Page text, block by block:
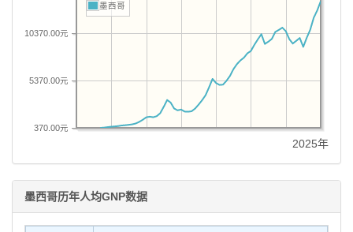
370.00元
5370.00元
10370.00元
墨西哥
2025年
墨西哥历年人均GNP数据